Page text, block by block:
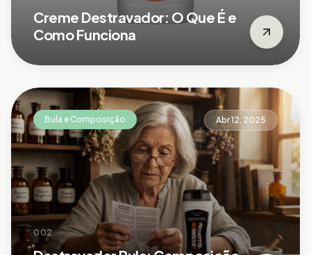
Creme Destravador: O Que É e
Como Funciona
Bula e Composição Abr 12, 2025
002